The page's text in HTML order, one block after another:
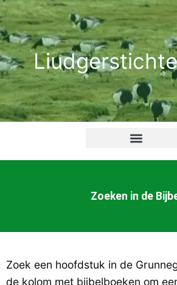
Ga
naar
de
inhoud
Zoeken in de
Zoek een hoofdstuk in de
de kolom met bijbelboeken om